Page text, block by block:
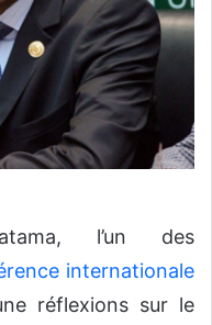
l’un des
internationale
réflexions sur le